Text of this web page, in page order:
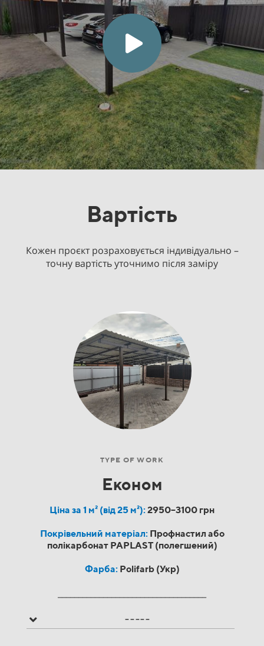
Вартість
Кожен проєкт розраховується індивідуально –
точну вартість уточнимо після заміру
TYPE OF WORK
Економ
Ціна за 1 м² (від 25 м²):2950–3100 грн
Покрівельний матеріал:Профнастил або
полікарбонат PAPLAST (полегшений)
Фарба:Polifarb (Укр)
-----